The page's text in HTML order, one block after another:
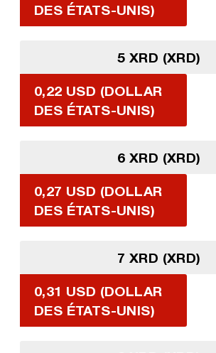
DES ÉTATS-UNIS)
5 XRD (XRD)
0,22 USD (DOLLAR
DES ÉTATS-UNIS)
6 XRD (XRD)
0,27 USD (DOLLAR
DES ÉTATS-UNIS)
7 XRD (XRD)
0,31 USD (DOLLAR
DES ÉTATS-UNIS)